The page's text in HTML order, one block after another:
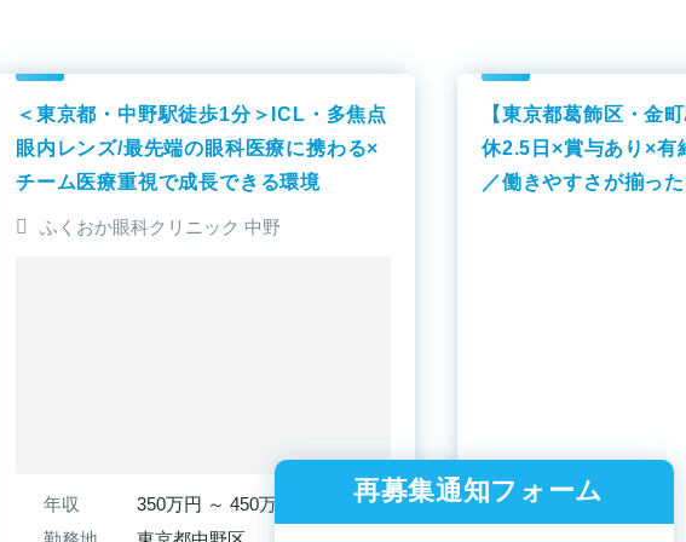
再募集通知フォーム
＜東京都・中野駅徒歩1分＞ICL・多焦点
眼内レンズ/最先端の眼科医療に携わる×
チーム医療重視で成長できる環境
ふくおか眼科クリニック 中野
年収
350万円 ～ 450万円
【東京都葛飾区・金
休2.5日×賞与あり×有
／働きやすさが揃っ